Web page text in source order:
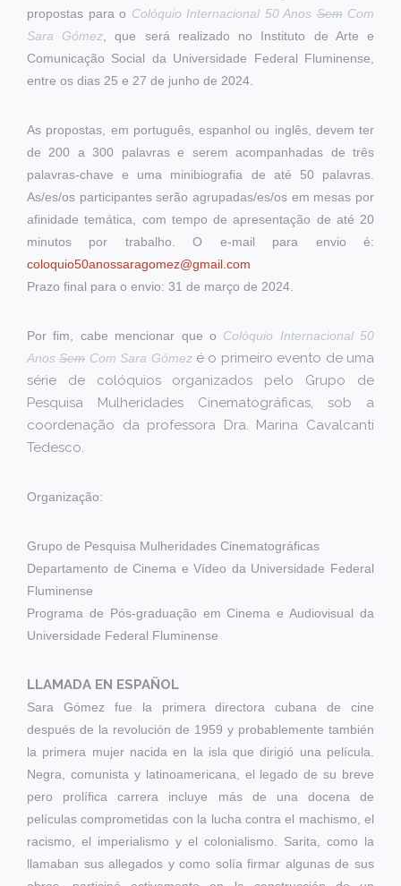
propostas para o Colóquio Internacional 50 AnosSemCom
Sara Gómez, que será realizado no Instituto de Arte e
Comunicação Social da Universidade Federal Fluminense,
entre os dias 25 e 27 de junho de 2024.
As propostas, em português, espanhol ou inglês, devem ter
de 200 a 300 palavras e serem acompanhadas de três
palavras-chave e uma minibiografia de até 50 palavras.
As/es/os participantes serão agrupadas/es/os em mesas por
afinidade temática, com tempo de apresentação de até 20
minutos por trabalho. O e-mail para envio é:
coloquio50anossaragomez@gmail.com
Prazo final para o envio: 31 de março de 2024.
Por fim, cabe mencionar que o Colóquio Internacional 50
AnosSemCom Sara Gómez é o primeiro evento de uma
série de colóquios organizados pelo Grupo de
Pesquisa Mulheridades Cinematográficas, sob a
coordenação da professora Dra. Marina Cavalcanti
Tedesco.
Organização:
Grupo de Pesquisa Mulheridades Cinematográficas
Departamento de Cinema e Vídeo da Universidade Federal
Fluminense
Programa de Pós-graduação em Cinema e Audiovisual da
Universidade Federal Fluminense
LLAMADA EN ESPAÑOL
Sara Gómez fue la primera directora cubana de cine
después de la revolución de 1959 y probablemente también
la primera mujer nacida en la isla que dirigió una película.
Negra, comunista y latinoamericana, el legado de su breve
pero prolífica carrera incluye más de una docena de
películas comprometidas con la lucha contra el machismo, el
racismo, el imperialismo y el colonialismo. Sarita, como la
llamaban sus allegados y como solía firmar algunas de sus